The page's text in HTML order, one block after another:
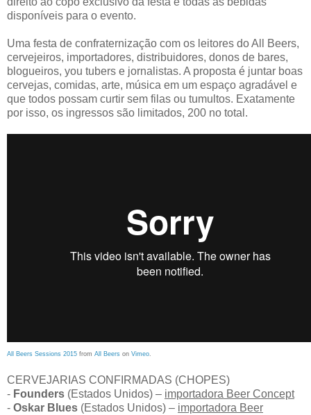
disponíveis para o evento.
Uma festa de confraternização com os leitores do All Beers,
cervejeiros, importadores, distribuidores, donos de bares,
blogueiros, you tubers e jornalistas. A proposta é juntar boas
cervejas, comidas, arte, música em um espaço agradável e
que todos possam curtir sem filas ou tumultos. Exatamente
por isso, os ingressos são limitados, 200 no total.
All Beers Sessions 2015 from All Beers on Vimeo.
CERVEJARIAS CONFIRMADAS (CHOPES)
- Founders (Estados Unidos) – importadora Beer Concept
- Oskar Blues (Estados Unidos) – importadora Beer